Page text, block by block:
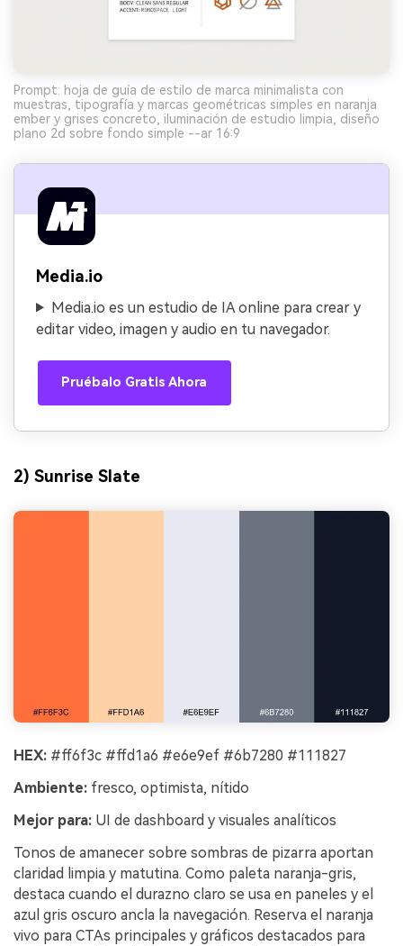
Prompt: hoja de guía de estilo de marca minimalista con
muestras, tipografía y marcas geométricas simples en naranja
ember y grises concreto, iluminación de estudio limpia, diseño
plano 2d sobre fondo simple --ar 16:9
Media.io
Media.io es un estudio de IA online para crear y
editar video, imagen y audio en tu navegador.
Pruébalo Gratis Ahora
2) Sunrise Slate
HEX: #ff6f3c #ffd1a6 #e6e9ef #6b7280 #111827
Ambiente: fresco, optimista, nítido
Mejor para: UI de dashboard y visuales analíticos
Tonos de amanecer sobre sombras de pizarra aportan
claridad limpia y matutina. Como paleta naranja-gris,
destaca cuando el durazno claro se usa en paneles y el
azul gris oscuro ancla la navegación. Reserva el naranja
vivo para CTAs principales y gráficos destacados para